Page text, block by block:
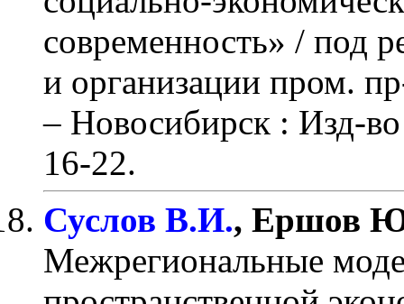
современность» / под
и организации пром.
– Новосибирск :
16-22.
Суслов В.И., Ершов
Межрегиональные